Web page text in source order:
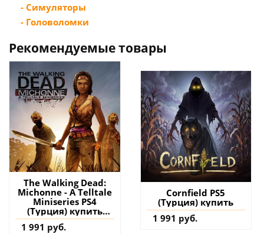
- Симуляторы
- Головоломки
Рекомендуемые товары
The Walking Dead:
Michonne - A Telltale
Miniseries PS4
(Турция) купить
игру на аккаунт
1 991 руб.
Cornfield PS5
(Турция) купить
1 991 руб.